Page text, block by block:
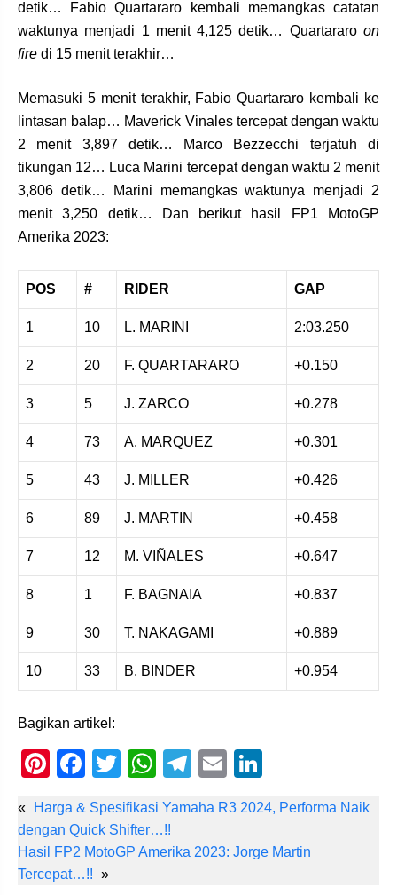
detik… Fabio Quartararo kembali memangkas catatan
waktunya menjadi 1 menit 4,125 detik… Quartararo on
fire di 15 menit terakhir…
Memasuki 5 menit terakhir, Fabio Quartararo kembali ke
lintasan balap… Maverick Vinales tercepat dengan waktu
2 menit 3,897 detik… Marco Bezzecchi terjatuh di
tikungan 12… Luca Marini tercepat dengan waktu 2 menit
3,806 detik… Marini memangkas waktunya menjadi 2
menit 3,250 detik… Dan berikut hasil FP1 MotoGP
Amerika 2023:
POS # RIDER GAP
1 10 L. MARINI 2:03.250
2 20 F. QUARTARARO +0.150
3 5 J. ZARCO +0.278
4 73 A. MARQUEZ +0.301
5 43 J. MILLER +0.426
6 89 J. MARTIN +0.458
7 12 M. VIÑALES +0.647
8 1 F. BAGNAIA +0.837
9 30 T. NAKAGAMI +0.889
10 33 B. BINDER +0.954
Bagikan artikel:
Pi
er
e
st
F
c
e
b
T
tt
er
W
at
s
T
e
gr
E
ail k
e
«
Harga & Spesifikasi Yamaha R3 2024, Performa Naik
dengan Quick Shifter…!!
Hasil FP2 MotoGP Amerika 2023: Jorge Martin
Tercepat…!! »